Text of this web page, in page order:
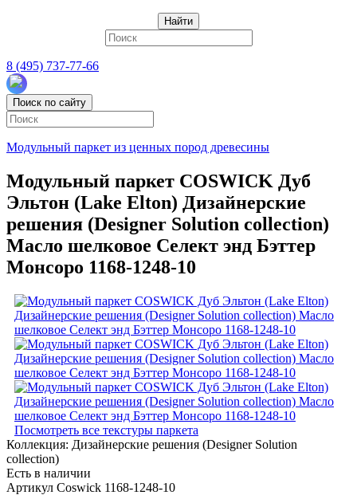
Найти
8 (495) 737-77-66
Поиск по сайту
Модульный паркет из ценных пород древесины
Модульный паркет COSWICK Дуб
Эльтон (Lake Elton) Дизайнерские
решения (Designer Solution collection)
Масло шелковое Селект энд Бэттер
Монсоро 1168-1248-10
Посмотреть все текстуры паркета
Коллекция: Дизайнерские решения (Designer Solution
collection)
Есть в наличии
Артикул Coswick 1168-1248-10